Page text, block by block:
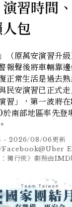
習時間
包
（原萬安演習升
報聲後將車輛靠
正常生活是過去
民安演習已正式
習」，第一波將
南部地區率先登
-2026/08/06更新
獨行俠》劇照由